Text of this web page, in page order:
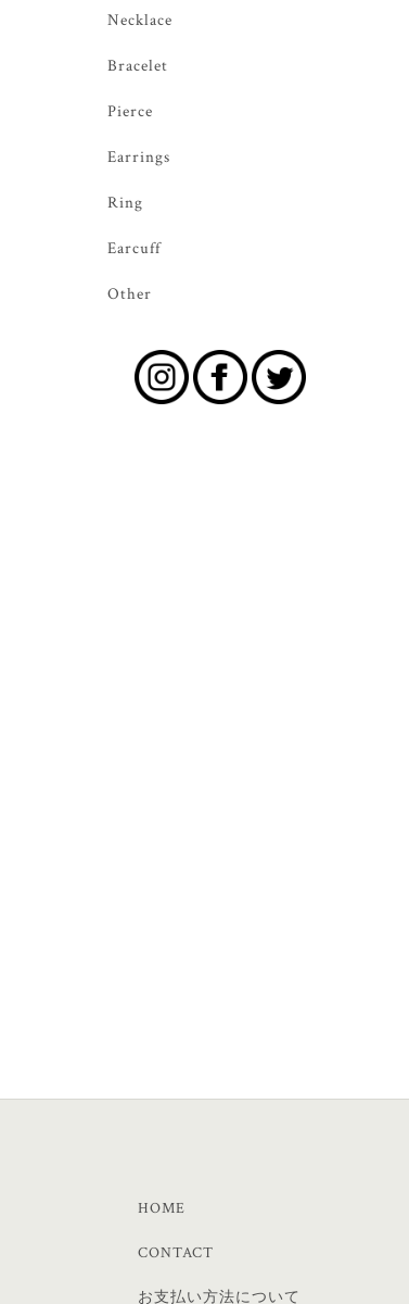
Necklace
Bracelet
Pierce
Earrings
Ring
Earcuff
Other
HOME
CONTACT
お支払い方法について